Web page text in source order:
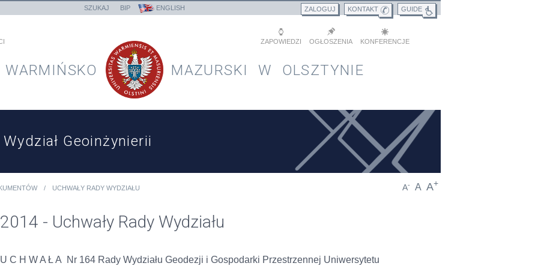
SZUKAJ BIP ENGLISH GUIDE
KONTAKT
ZALOGUJ
KONFERENCJE
OGŁOSZENIA
ZAPOWIEDZI
WARMIŃSKO MAZURSKI W OLSZTYNIE
Wydział Geoinżynierii
A- A A+
UCHWAŁY RADY WYDZIAŁU
2014 - Uchwały Rady Wydziału
U C H W A Ł A Nr 164 Rady Wydziału Geodezji i Gospodarki Przestrzennej Uniwersytetu